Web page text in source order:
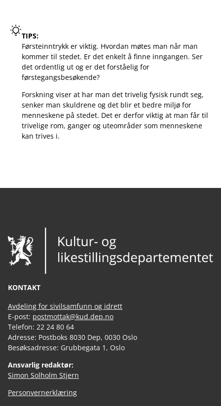
TIPS:
Førsteinntrykk er viktig. Hvordan møtes man når man
kommer til stedet. Er det enkelt å finne inngangen. Ser
det ordentlig ut og er det forståelig for
førstegangsbesøkende?
Forskning viser at har man det trivelig fysisk rundt seg,
senker man skuldrene og det blir et bedre miljø for
menneskene på stedet. Det er derfor viktig at man får til
trivelige rom, ganger og uteområder som menneskene
kan trives i.
KONTAKT
Avdeling for sivilsamfunn og idrett
E-post: postmottak@kud.dep.no
Telefon: 22 24 80 64
Adresse: Postboks 8030 Dep, 0030 Oslo
Besøksadresse: Grubbegata 1, Oslo
Ansvarlig redaktør:
Simon Solholm Stjern
Personvernerklæring